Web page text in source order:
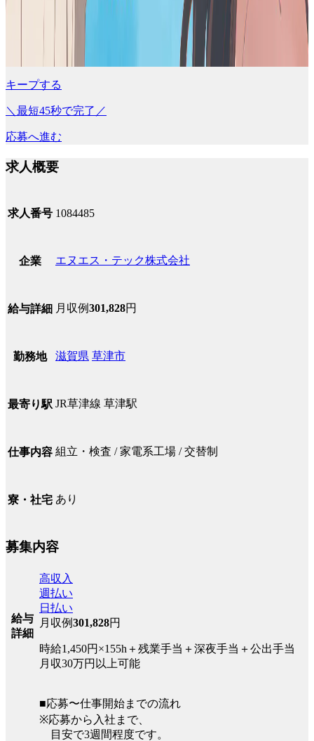
キープする
＼最短45秒で完了／
応募へ進む
求人概要
求人番号 1084485
企業 エヌエス・テック株式会社
給与詳細 月収例301,828円
勤務地 滋賀県 草津市
最寄り駅 JR草津線 草津駅
仕事内容 組立・検査 / 家電系工場 / 交替制
寮・社宅 あり
募集内容
給与
詳細
高収入
週払い
日払い
月収例301,828円
時給1,450円×155h＋残業手当＋深夜手当＋公出手当
月収30万円以上可能
■応募〜仕事開始までの流れ
※応募から入社まで、
目安で3週間程度です。